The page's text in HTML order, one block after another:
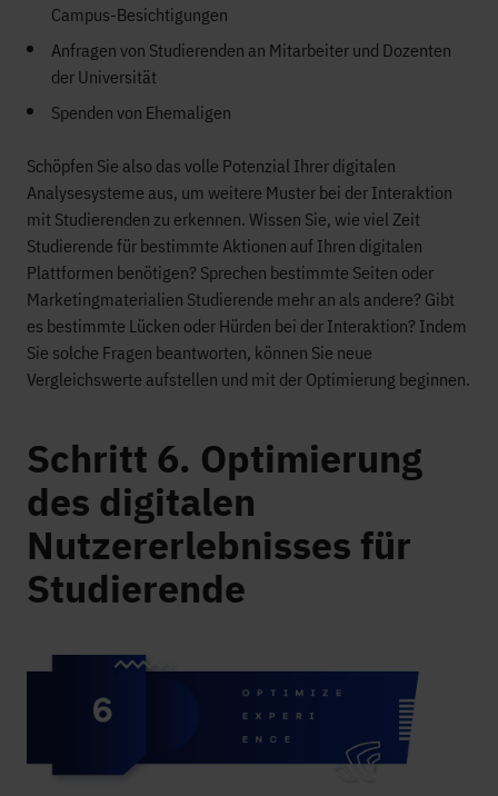
Campus-Besichtigungen
Anfragen von Studierenden an Mitarbeiter und Dozenten
der Universität
Spenden von Ehemaligen
Schöpfen Sie also das volle Potenzial Ihrer digitalen
Analysesysteme aus, um weitere Muster bei der Interaktion
mit Studierenden zu erkennen. Wissen Sie, wie viel Zeit
Studierende für bestimmte Aktionen auf Ihren digitalen
Plattformen benötigen? Sprechen bestimmte Seiten oder
Marketingmaterialien Studierende mehr an als andere? Gibt
es bestimmte Lücken oder Hürden bei der Interaktion? Indem
Sie solche Fragen beantworten, können Sie neue
Vergleichswerte aufstellen und mit der Optimierung beginnen.
Schritt 6. Optimierung
des digitalen
Nutzererlebnisses für
Studierende